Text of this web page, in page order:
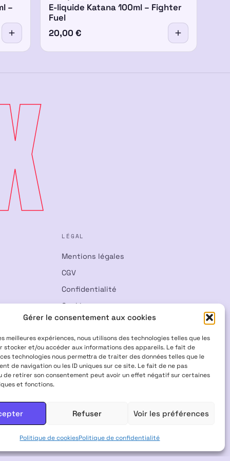
Gérer le consentement aux cookies
meilleures expériences, nous utilisons des technologies telles que les
stocker et/ou accéder aux informations des appareils. Le fait de
technologies nous permettra de traiter des données telles que le
de navigation ou les ID uniques sur ce site. Le fait de ne pas
de retirer son consentement peut avoir un effet négatif sur certaines
et fonctions.
Refuser Voir les préférences
Politique de cookiesPolitique de confidentialité
–
E-liquide Katana 100ml – Fighter
Fuel
20,00 €
LÉGAL
Mentions légales
CGV
Confidentialité
Cookies
Rétractation
AUX FEMMES ENCEINTES & ALLAITANTES · NE PAS